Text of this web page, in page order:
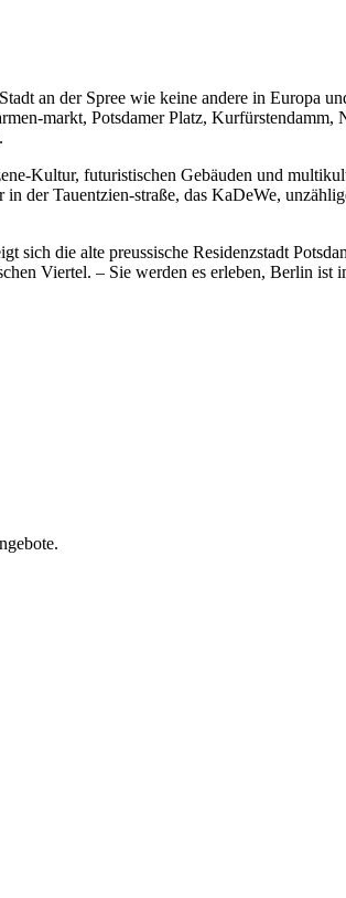
an der Spree wie keine andere in Europa
markt, Potsdamer Platz,
Kultur, futuristischen Gebäuden und
der Tauentzien-straße, das KaDeWe,
sich die alte preussische Residenzstadt
Viertel. – Sie werden es erleben, Berlin ist